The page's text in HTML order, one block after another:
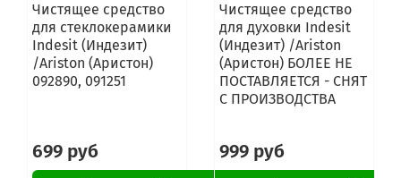
Чистящее средство
для стеклокерамики
Indesit (Индезит)
/Ariston (Аристон)
092890, 091251
699 руб
Чистящее средство
для духовки Indesit
(Индезит) /Ariston
(Аристон) БОЛЕЕ НЕ
ПОСТАВЛЯЕТСЯ - СНЯТ
С ПРОИЗВОДСТВА
999 руб